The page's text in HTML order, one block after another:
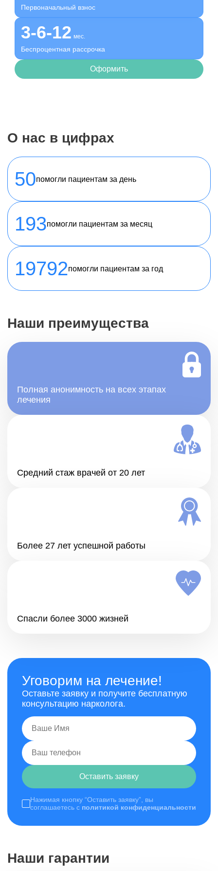
Первоначальный взнос
3-6-12 мес.
Беспроцентная рассрочка
Оформить
О нас в цифрах
50помогли пациентам за день
193помогли пациентам за месяц
19792помогли пациентам за год
Наши преимущества
Полная анонимность на всех этапах
лечения
Средний стаж врачей от 20 лет
Более 27 лет успешной работы
Спасли более 3000 жизней
Уговорим на лечение!
Оставьте заявку и получите бесплатную
консультацию нарколога.
Нажимая кнопку “Оставить заявку”, вы
соглашаетесь с политикой конфиденциальности
Оставить заявку
Наши гарантии